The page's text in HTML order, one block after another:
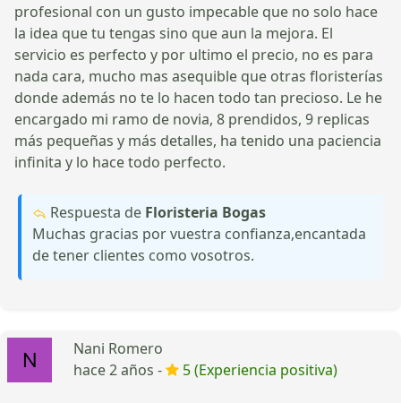
profesional con un gusto impecable que no solo hace
la idea que tu tengas sino que aun la mejora. El
servicio es perfecto y por ultimo el precio, no es para
nada cara, mucho mas asequible que otras floristerías
donde además no te lo hacen todo tan precioso. Le he
encargado mi ramo de novia, 8 prendidos, 9 replicas
más pequeñas y más detalles, ha tenido una paciencia
infinita y lo hace todo perfecto.
Respuesta de Floristeria Bogas
Muchas gracias por vuestra confianza,encantada
de tener clientes como vosotros.
Nani Romero
hace 2 años -
5 (Experiencia positiva)